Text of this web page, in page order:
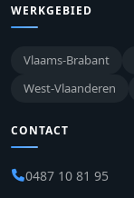
WERKGEBIED
Vlaams-Brabant
West-Vlaanderen
CONTACT
0487 10 81 95